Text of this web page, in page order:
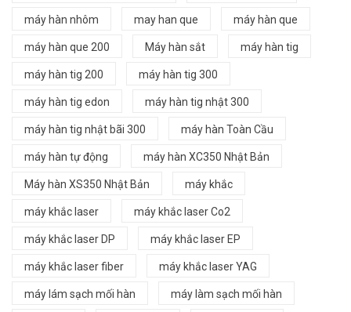
máy hàn nhôm may han que máy hàn que
máy hàn que 200 Máy hàn sắt máy hàn tig
máy hàn tig 200 máy hàn tig 300
máy hàn tig edon máy hàn tig nhật 300
máy hàn tig nhật bãi 300 máy hàn Toàn Cầu
máy hàn tự động máy hàn XC350 Nhật Bản
Máy hàn XS350 Nhật Bản máy khắc
máy khắc laser máy khắc laser Co2
máy khắc laser DP máy khắc laser EP
máy khắc laser fiber máy khắc laser YAG
máy lám sạch mối hàn máy làm sạch mối hàn